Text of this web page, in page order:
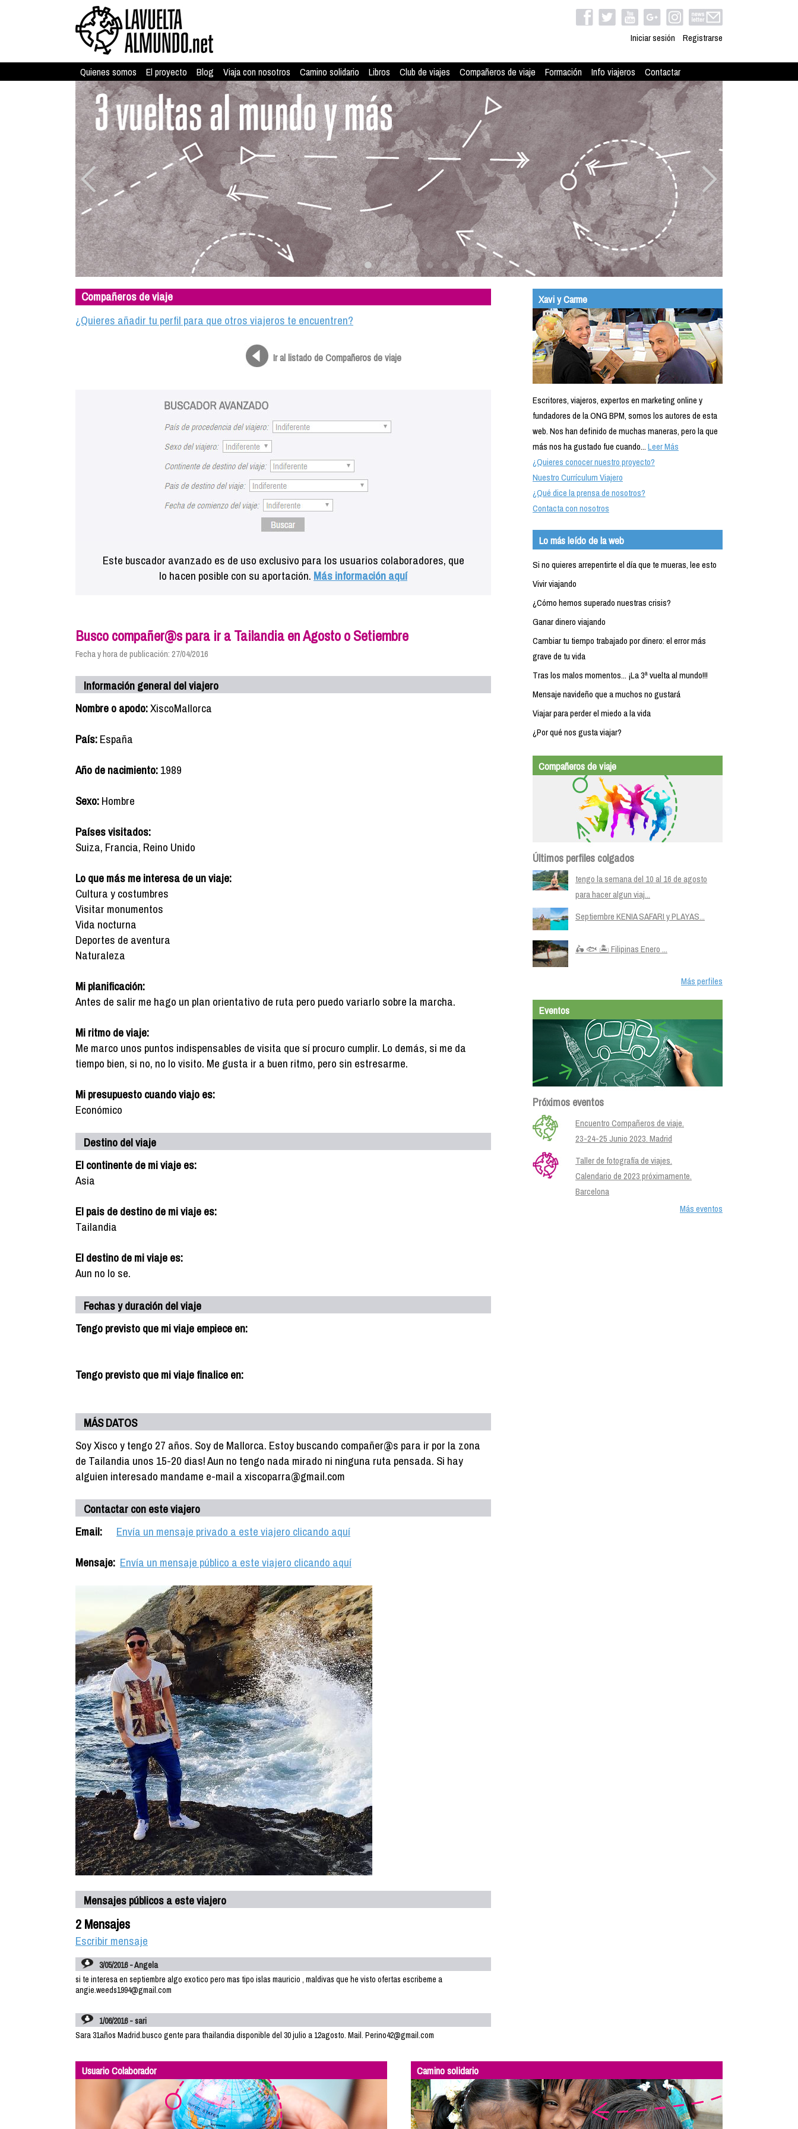
Iniciar sesión Registrarse
Quienes somos El proyecto Blog Viaja con nosotros Camino solidario Libros Club de viajes Compañeros de viaje Formación Info viajeros Contactar
Compañeros de viaje
¿Quieres añadir tu perfil para que otros viajeros te encuentren?
Ir al listado de Compañeros de viaje
Este buscador avanzado es de uso exclusivo para los usuarios colaboradores, que
lo hacen posible con su aportación. Más información aquí
Busco compañer@s para ir a Tailandia en Agosto o Setiembre
Fecha y hora de publicación: 27/04/2016
Información general del viajero
Nombre o apodo:XiscoMallorca
País:España
Año de nacimiento:1989
Sexo:Hombre
Países visitados:
Suiza, Francia, Reino Unido
Lo que más me interesa de un viaje:
Cultura y costumbres
Visitar monumentos
Vida nocturna
Deportes de aventura
Naturaleza
Mi planificación:
Antes de salir me hago un plan orientativo de ruta pero puedo variarlo sobre la marcha.
Mi ritmo de viaje:
Me marco unos puntos indispensables de visita que sí procuro cumplir. Lo demás, si me da
tiempo bien, si no, no lo visito. Me gusta ir a buen ritmo, pero sin estresarme.
Mi presupuesto cuando viajo es:
Económico
Destino del viaje
El continente de mi viaje es:
Asia
El pais de destino de mi viaje es:
Tailandia
El destino de mi viaje es:
Aun no lo se.
Fechas y duración del viaje
Tengo previsto que mi viaje empiece en:
Tengo previsto que mi viaje finalice en:
MÁS DATOS
Soy Xisco y tengo 27 años. Soy de Mallorca. Estoy buscando compañer@s para ir por la zona
de Tailandia unos 15-20 dias! Aun no tengo nada mirado ni ninguna ruta pensada. Si hay
alguien interesado mandame e-mail a xiscoparra@gmail.com
Contactar con este viajero
Email:
Envía un mensaje privado a este viajero clicando aquí
Mensaje: Envía un mensaje público a este viajero clicando aquí
Mensajes públicos a este viajero
2 Mensajes
Escribir mensaje
3/05/2016 - Angela
si te interesa en septiembre algo exotico pero mas tipo islas mauricio , maldivas que he visto ofertas escribeme a
angie.weeds1994@gmail.com
1/06/2016 - sari
Sara 31años Madrid.busco gente para thailandia disponible del 30 julio a 12agosto. Mail. Perino42@gmail.com
Xavi y Carme
Escritores, viajeros, expertos en marketing online y
fundadores de la ONG BPM, somos los autores de esta
web. Nos han definido de muchas maneras, pero la que
más nos ha gustado fue cuando...Leer Más
¿Quieres conocer nuestro proyecto?
Nuestro Currículum Viajero
¿Qué dice la prensa de nosotros?
Contacta con nosotros
Lo más leído de la web
Si no quieres arrepentirte el día que te mueras, lee esto
Vivir viajando
¿Cómo hemos superado nuestras crisis?
Ganar dinero viajando
Cambiar tu tiempo trabajado por dinero: el error más
grave de tu vida
Tras los malos momentos... ¡La 3ª vuelta al mundo!!!
Mensaje navideño que a muchos no gustará
Viajar para perder el miedo a la vida
¿Por qué nos gusta viajar?
Compañeros de viaje
Últimos perfiles colgados
tengo la semana del 10 al 16 de agosto
para hacer algun viaj...
Septiembre KENIA SAFARI y PLAYAS...
🛵 🐟 🏝️ Filipinas Enero ...
Más perfiles
Eventos
Próximos eventos
Encuentro Compañeros de viaje.
23-24-25 Junio 2023. Madrid
Taller de fotografía de viajes.
Calendario de 2023 próximamente.
Barcelona
Más eventos
Usuario Colaborador Camino solidario